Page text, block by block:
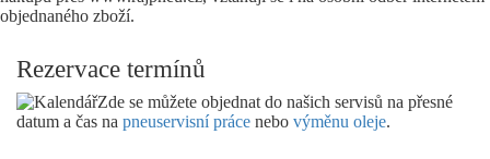
objednaného zboží.
Rezervace termínů
Zde se můžete objednat do našich servisů na přesné
datum a čas na pneuservisní práce nebo výměnu oleje.